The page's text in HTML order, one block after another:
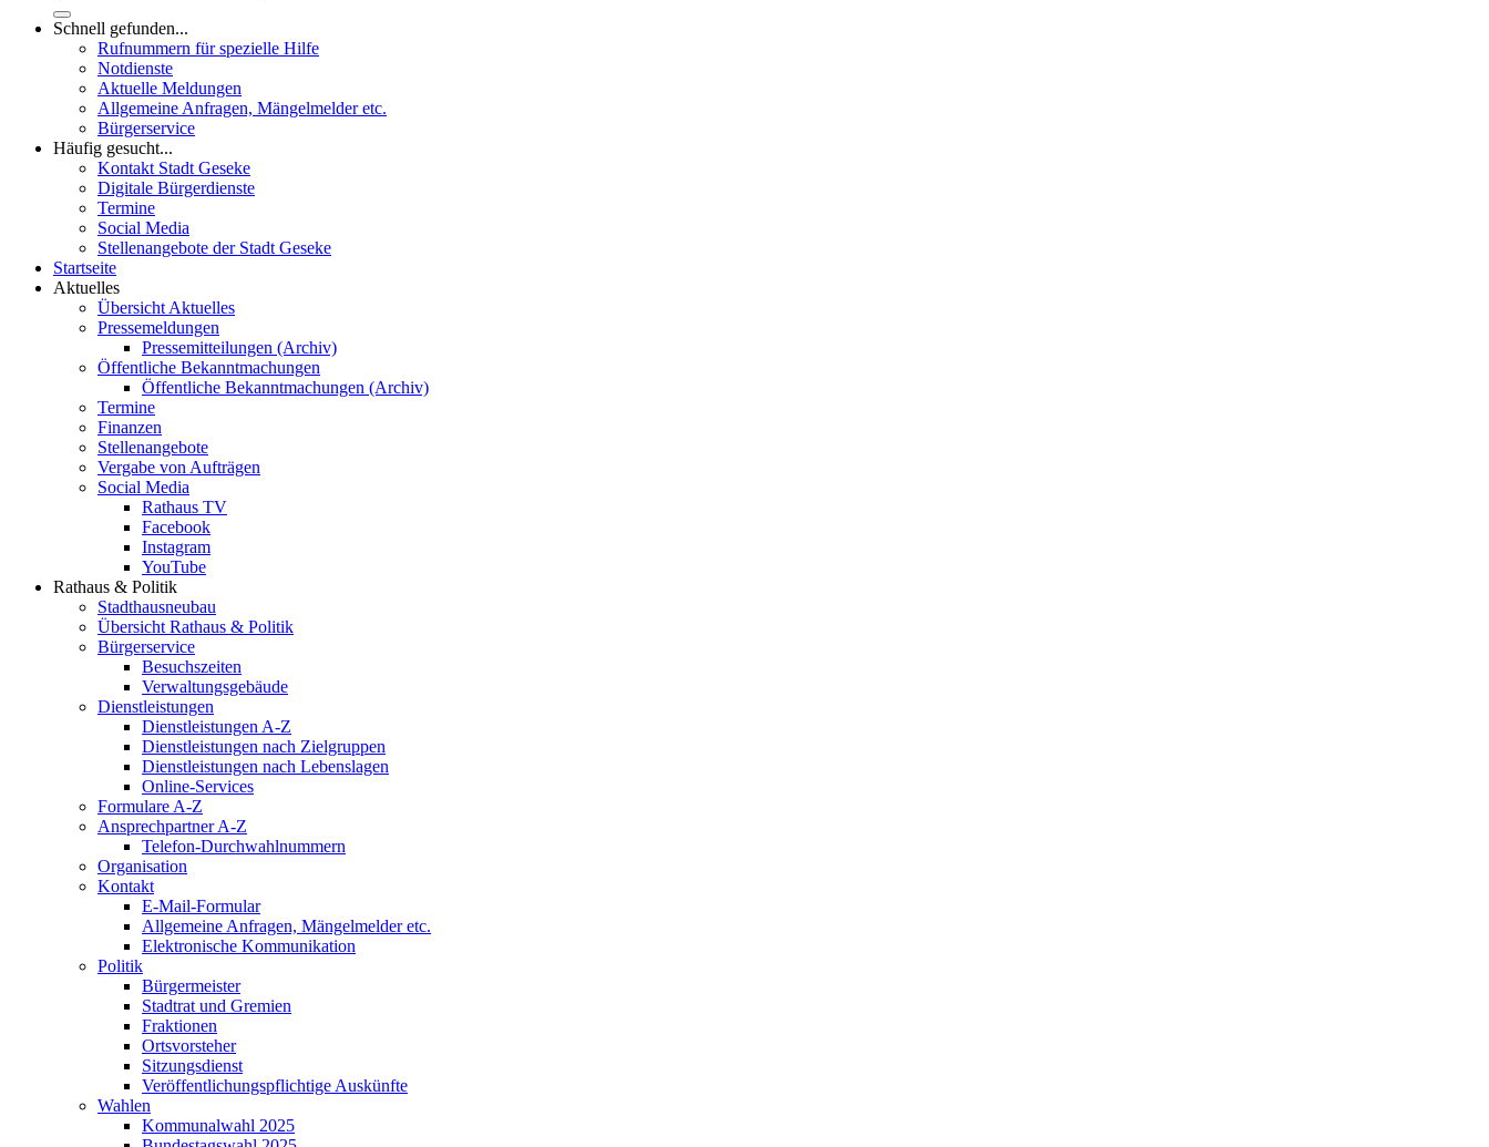
Schnell gefunden...
Rufnummern für spezielle Hilfe
Notdienste
Aktuelle Meldungen
Allgemeine Anfragen, Mängelmelder etc.
Bürgerservice
Häufig gesucht...
Kontakt Stadt Geseke
Digitale Bürgerdienste
Termine
Social Media
Stellenangebote der Stadt Geseke
Startseite
Aktuelles
Übersicht Aktuelles
Pressemeldungen
Pressemitteilungen (Archiv)
Öffentliche Bekanntmachungen
Öffentliche Bekanntmachungen (Archiv)
Termine
Finanzen
Stellenangebote
Vergabe von Aufträgen
Social Media
Rathaus TV
Facebook
Instagram
YouTube
Rathaus & Politik
Stadthausneubau
Übersicht Rathaus & Politik
Bürgerservice
Besuchszeiten
Verwaltungsgebäude
Dienstleistungen
Dienstleistungen A-Z
Dienstleistungen nach Zielgruppen
Dienstleistungen nach Lebenslagen
Online-Services
Formulare A-Z
Ansprechpartner A-Z
Telefon-Durchwahlnummern
Organisation
Kontakt
E-Mail-Formular
Allgemeine Anfragen, Mängelmelder etc.
Elektronische Kommunikation
Politik
Bürgermeister
Stadtrat und Gremien
Fraktionen
Ortsvorsteher
Sitzungsdienst
Veröffentlichungspflichtige Auskünfte
Wahlen
Kommunalwahl 2025